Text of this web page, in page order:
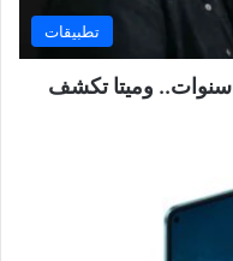
تطبيقات
رئيس واتساب يغادر منصبه بعد 7 سنوات.. وميتا تكشف